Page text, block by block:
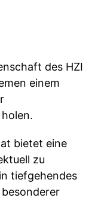
des HZI
einem
bietet eine
zu
tiefgehendes